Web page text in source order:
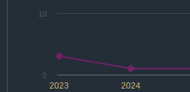
2024
2023
0
10